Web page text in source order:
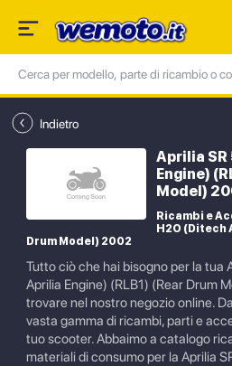
Indietro
Aprilia SR
Engine)
Model)
Ricambi e
H2O (Ditech
Drum Model) 2002
Tutto ciò che hai bisogno per la tua
Aprilia Engine) (RLB1) (Rear Drum
trovare nel nostro negozio online.
vasta gamma di ricambi, parti e
tuo scooter. Abbaimo a catalogo
materiali di consumo per la Aprilia